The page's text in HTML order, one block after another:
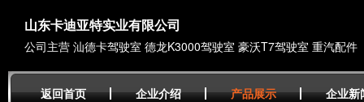
山东卡迪亚特实业有限公司
公司主营 汕德卡驾驶室 德龙K3000驾驶室 豪沃T7驾驶室 重汽配件
返回首页 企业介绍 产品展示 企业新